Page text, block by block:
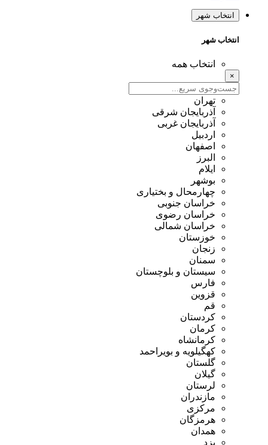
انتخاب شهر
انتخاب شهر
انتخاب همه
تهران
آذربایجان شرقی
آذربایجان غربی
اردبیل
اصفهان
البرز
ایلام
بوشهر
چهارمحال و بختیاری
خراسان جنوبی
خراسان رضوی
خراسان شمالی
خوزستان
زنجان
سمنان
سیستان و بلوچستان
فارس
قزوین
قم
کردستان
کرمان
کرمانشاه
کهگیلویه و بویراحمد
گلستان
گیلان
لرستان
مازندران
مرکزی
هرمزگان
همدان
یزد